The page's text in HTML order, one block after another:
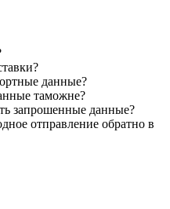
данные?
таможне?
запрошенные данные?
отправление обратно в